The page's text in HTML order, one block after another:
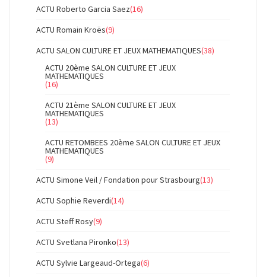
ACTU Roberto Garcia Saez(16)
ACTU Romain Kroës(9)
ACTU SALON CULTURE ET JEUX MATHEMATIQUES(38)
ACTU 20ème SALON CULTURE ET JEUX
MATHEMATIQUES
(16)
ACTU 21ème SALON CULTURE ET JEUX
MATHEMATIQUES
(13)
ACTU RETOMBEES 20ème SALON CULTURE ET JEUX
MATHEMATIQUES
(9)
ACTU Simone Veil / Fondation pour Strasbourg(13)
ACTU Sophie Reverdi(14)
ACTU Steff Rosy(9)
ACTU Svetlana Pironko(13)
ACTU Sylvie Largeaud-Ortega(6)